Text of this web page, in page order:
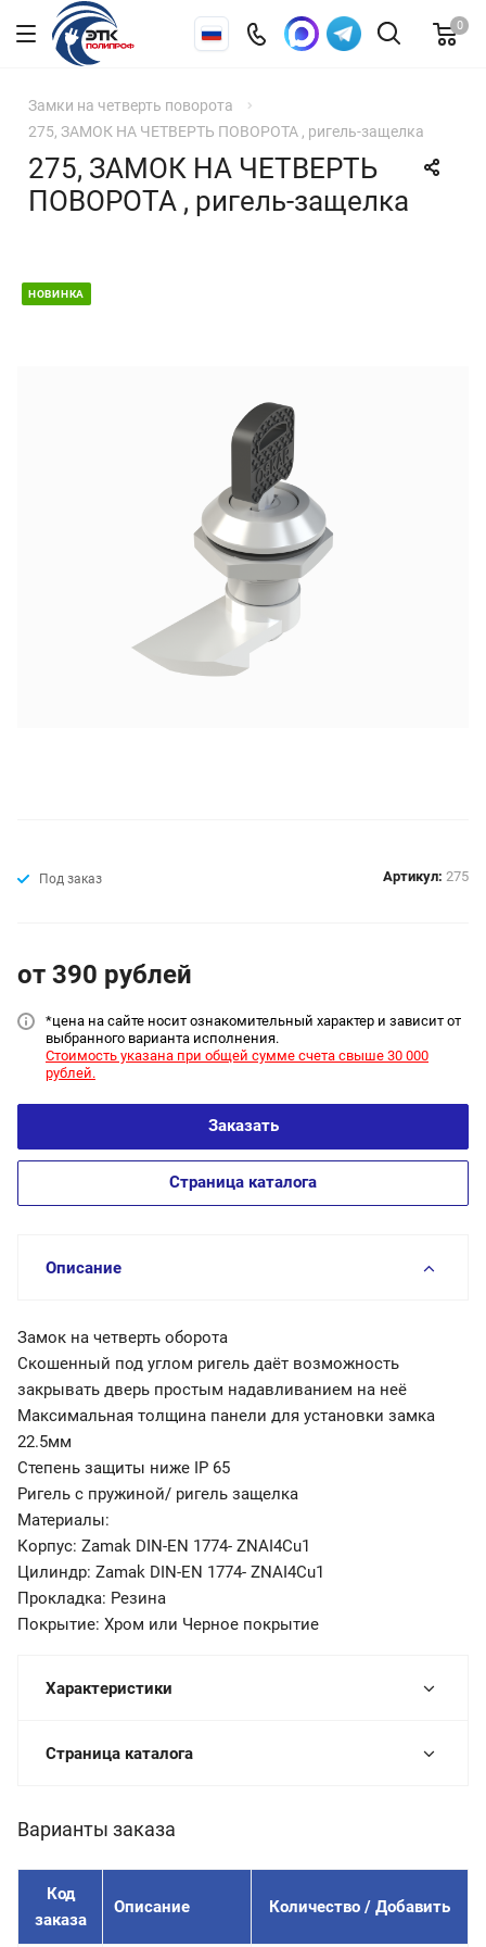
0
Замки на четверть поворота
275, ЗАМОК НА ЧЕТВЕРТЬ ПОВОРОТА , ригель-защелка
275, ЗАМОК НА ЧЕТВЕРТЬ
ПОВОРОТА , ригель-защелка
НОВИНКА
Под заказ Артикул: 275
от 390 рублей
*цена на сайте носит ознакомительный характер и зависит от
выбранного варианта исполнения.
Стоимость указана при общей сумме счета свыше 30 000
рублей.
Заказать
Страница каталога
Описание
Замок на четверть оборота
Скошенный под углом ригель даёт возможность
закрывать дверь простым надавливанием на неё
Максимальная толщина панели для установки замка
22.5мм
Степень защиты ниже IP 65
Ригель с пружиной/ ригель защелка
Материалы:
Корпус: Zamak DIN-EN 1774- ZNAI4Cu1
Цилиндр: Zamak DIN-EN 1774- ZNAI4Cu1
Прокладка: Резина
Покрытие: Хром или Черное покрытие
Характеристики
Страница каталога
Варианты заказа
Код
заказа
Описание Количество / Добавить